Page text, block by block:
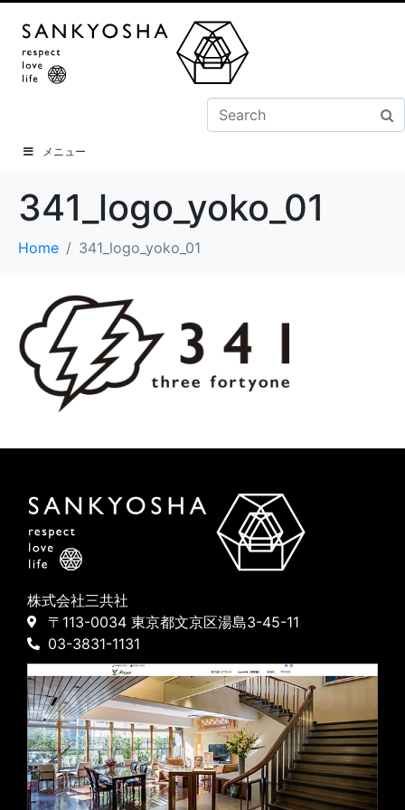
メニュー
341_logo_yoko_01
Home 341_logo_yoko_01
株式会社三共社
〒113-0034 東京都文京区湯島3-45-11
03-3831-1131